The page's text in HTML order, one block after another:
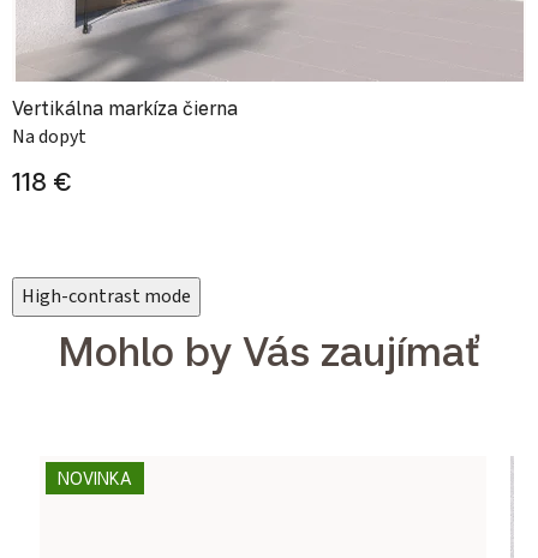
Vertikálna markíza čierna
Na dopyt
118 €
High-contrast mode
Mohlo by Vás zaujímať
NOVINKA